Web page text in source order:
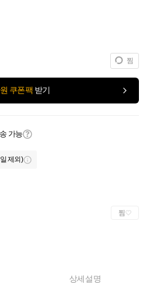
찜
쿠폰팩 받기
가능
제외)
찜
상세설명